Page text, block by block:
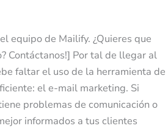
equipo de Mailify. ¿Quieres que
Contáctanos!] Por tal de llegar al
faltar el uso de la herramienta de
el e-mail marketing. Si
problemas de comunicación o
informados a tus clientes